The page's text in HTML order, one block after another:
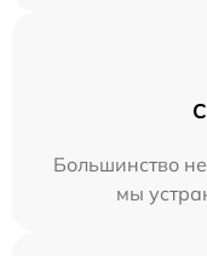
Большинство
мы